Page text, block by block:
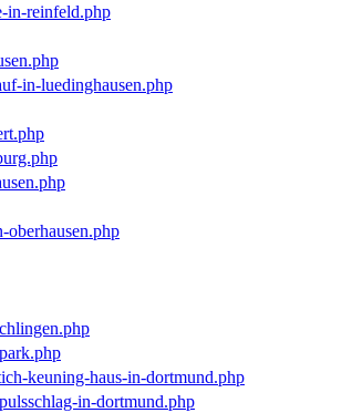
in-reinfeld.php
in-luedinghausen.php
oberhausen.php
keuning-haus-in-dortmund.php
in-dortmund.php